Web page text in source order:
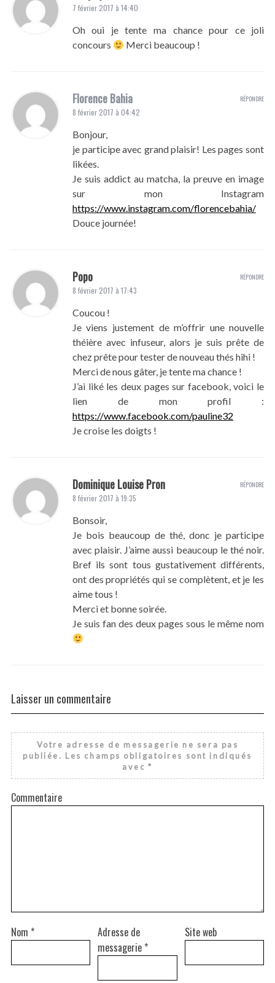
7 février 2017 à 14:40
Oh oui je tente ma chance pour ce joli
concours
Merci beaucoup !
Florence Bahia
8 février 2017 à 04:42
Bonjour,
je participe avec grand plaisir! Les pages sont
likées.
Je suis addict au matcha, la preuve en image
sur mon Instagram
https://www.instagram.com/florencebahia/
Douce journée!
RÉPONDRE
Popo
8 février 2017 à 17:43
Coucou !
Je viens justement de m’offrir une nouvelle
théière avec infuseur, alors je suis prête de
chez prête pour tester de nouveau thés hihi !
Merci de nous gâter, je tente ma chance !
J’ai liké les deux pages sur facebook, voici le
lien de mon profil :
https://www.facebook.com/pauline32
Je croise les doigts !
RÉPONDRE
Dominique Louise Pron
8 février 2017 à 19:35
Bonsoir,
Je bois beaucoup de thé, donc je participe
avec plaisir. J’aime aussi beaucoup le thé noir.
Bref ils sont tous gustativement différents,
ont des propriétés qui se complètent, et je les
aime tous !
Merci et bonne soirée.
Je suis fan des deux pages sous le même nom
RÉPONDRE
Laisser un commentaire
Votre adresse de messagerie ne sera pas
publiée. Les champs obligatoires sont indiqués
avec*
Commentaire
Nom *
Adresse de
messagerie *
Site web